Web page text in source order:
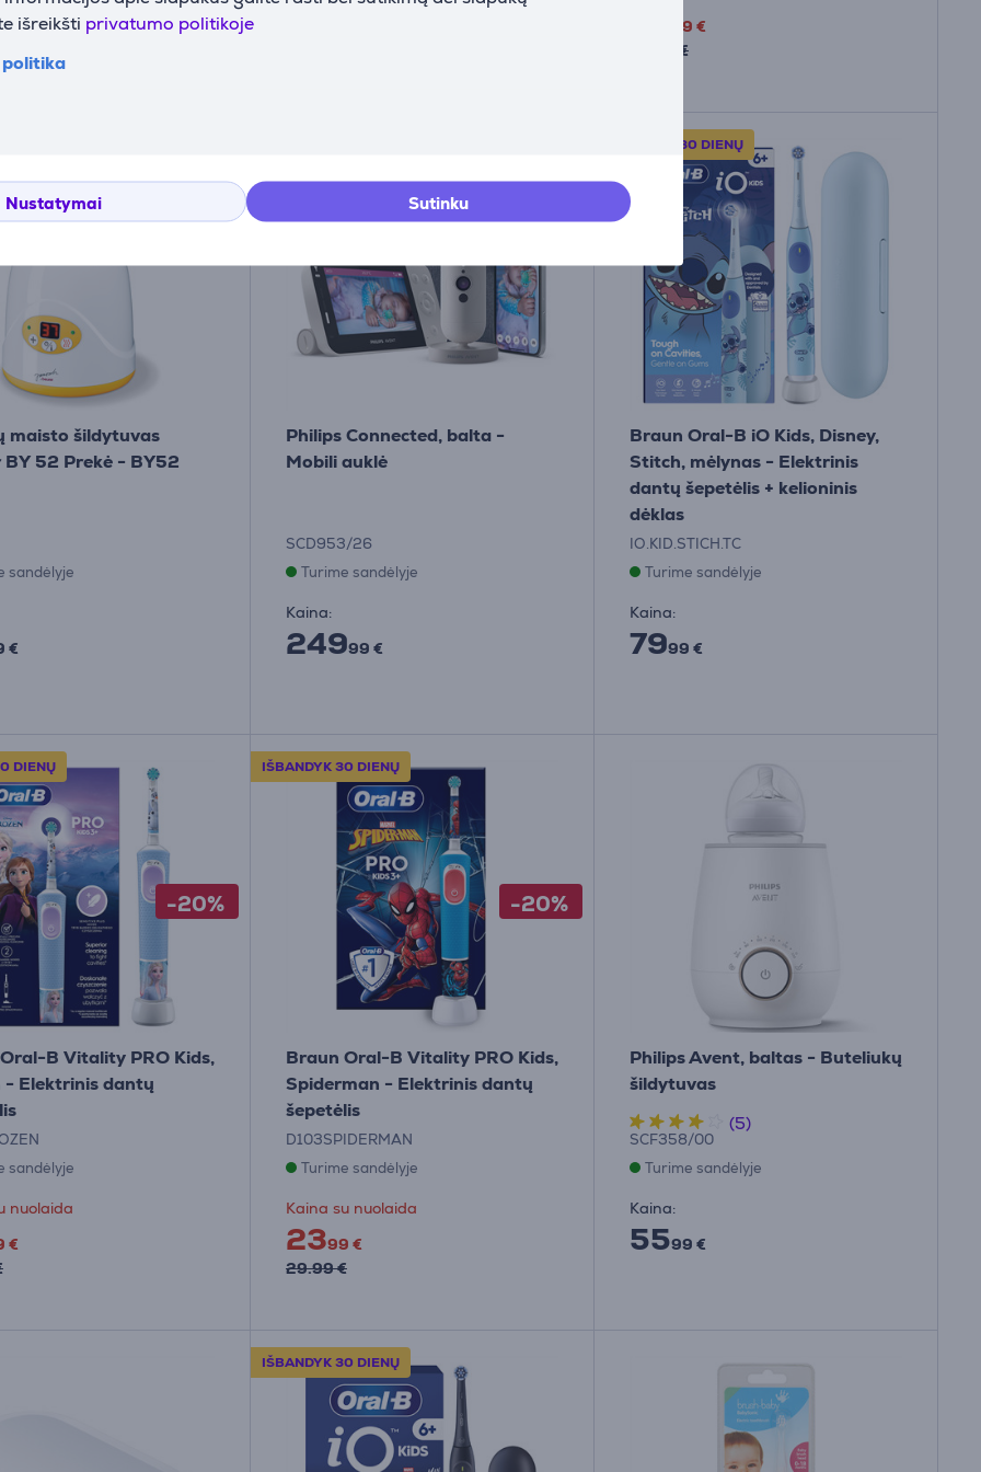
išreikšti privatumo politikoje
politika
Nustatymai Sutinku
99 €
99 €
79.99 €
maisto šildytuvas
BY 52 Prekė - BY52
sandėlyje
€
Philips Connected, balta -
Mobili auklė
SCD953/26
Turime sandėlyje
Kaina:
24999 €
IŠBANDYK 30 DIENŲ
Braun Oral-B iO Kids, Disney,
Stitch, mėlynas - Elektrinis
dantų šepetėlis + kelioninis
dėklas
IO.KID.STICH.TC
Turime sandėlyje
Kaina:
7999 €
DIENŲ
-20%
B Vitality PRO Kids,
- Elektrinis dantų
sandėlyje
nuolaida
€
IŠBANDYK 30 DIENŲ
-20%
Braun Oral-B Vitality PRO Kids,
Spiderman - Elektrinis dantų
šepetėlis
D103SPIDERMAN
Turime sandėlyje
Kaina su nuolaida
2399 €
29.99 €
Philips Avent, baltas - Buteliukų
šildytuvas
(5)
SCF358/00
Turime sandėlyje
Kaina:
5599 €
IŠBANDYK 30 DIENŲ